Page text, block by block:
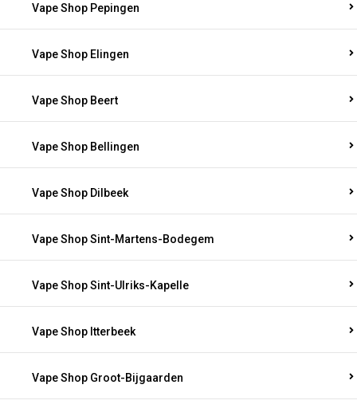
Vape Shop Pepingen
Vape Shop Elingen
Vape Shop Beert
Vape Shop Bellingen
Vape Shop Dilbeek
Vape Shop Sint-Martens-Bodegem
Vape Shop Sint-Ulriks-Kapelle
Vape Shop Itterbeek
Vape Shop Groot-Bijgaarden